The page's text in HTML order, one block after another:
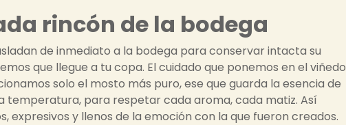
rincón de la bodega
de inmediato a la bodega para conservar intacta su
que llegue a tu copa. El cuidado que ponemos en el viñedo
solo el mosto más puro, ese que guarda la esencia de
para respetar cada aroma, cada matiz. Así
expresivos y llenos de la emoción con la que fueron creados.